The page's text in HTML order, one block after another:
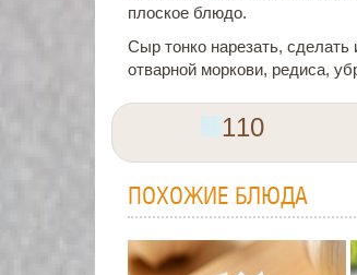
плоское блюдо.
Сыр тонко нарезать, сделать
отварной моркови, редиса,
110
ПОХОЖИЕ БЛЮДА